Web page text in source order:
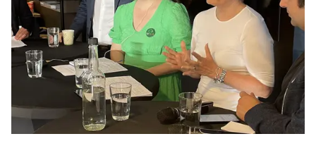
Investor
Arendalsuka program
Kontakt